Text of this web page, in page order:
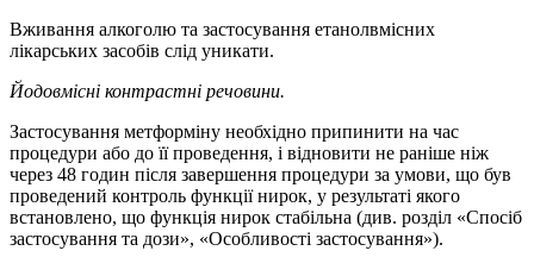
Вживання алкоголю та застосування етанолвмісних
лікарських засобів слід уникати.
Йодовмісні контрастні речовини.
Застосування метформіну необхідно припинити на час
процедури або до її проведення, і відновити не раніше ніж
через 48 годин після завершення процедури за умови, що був
проведений контроль функції нирок, у результаті якого
встановлено, що функція нирок стабільна (див. розділ «Спосіб
застосування та дози», «Особливості застосування»).